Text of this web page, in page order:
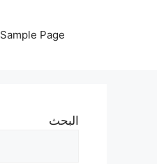
Sample Page
البحث